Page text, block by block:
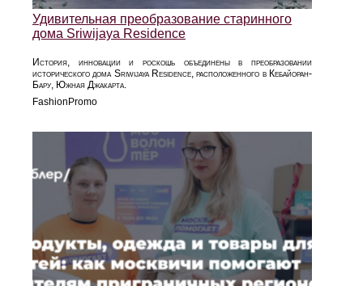
Удивительная преобразование старинного
дома Sriwijaya Residence
История, инновации и роскошь объединены в преобразовании
исторического дома Sriwijaya Residence, расположенного в Кебайоран-
Бару, Южная Джакарта.
FashionPromo